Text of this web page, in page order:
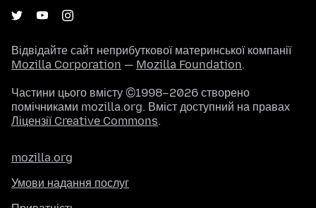
Відвідайте сайт неприбуткової материнської компанії
Mozilla Corporation — Mozilla Foundation.
Частини цього вмісту ©1998–2026 створено
помічниками mozilla.org. Вміст доступний на правах
Ліцензії Creative Commons.
mozilla.org
Умови надання послуг